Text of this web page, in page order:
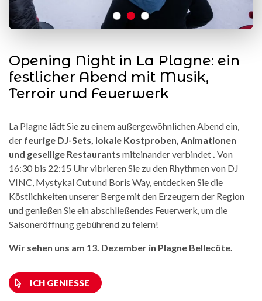
Opening Night in La Plagne: ein
festlicher Abend mit Musik,
Terroir und Feuerwerk
La Plagne lädt Sie zu einem außergewöhnlichen Abend ein,
der feurige DJ-Sets, lokale Kostproben, Animationen
und gesellige Restaurants miteinander verbindet. Von
16:30 bis 22:15 Uhr vibrieren Sie zu den Rhythmen von DJ
VINC, Mystykal Cut und Boris Way, entdecken Sie die
Köstlichkeiten unserer Berge mit den Erzeugern der Region
und genießen Sie ein abschließendes Feuerwerk, um die
Saisoneröffnung gebührend zu feiern!
Wir sehen uns am 13. Dezember in Plagne Bellecôte.
ICH GENIESSE